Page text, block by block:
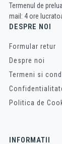
Termenul de
mail: 4 ore
DESPRE NOI
Formular retur
Despre noi
Termeni si
Politica de
INFORMATII